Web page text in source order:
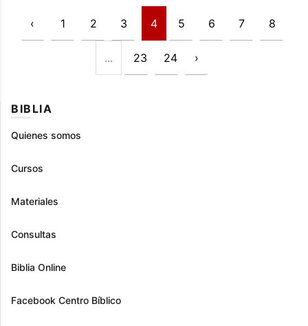
‹ 1 2 3 4 5 6 7 8
... 23 24 ›
BIBLIA
Quienes somos
Cursos
Materiales
Consultas
Biblia Online
Facebook Centro Bíblico